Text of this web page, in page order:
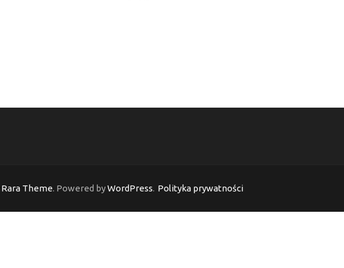
Rara Theme. Powered byWordPress. Polityka prywatności